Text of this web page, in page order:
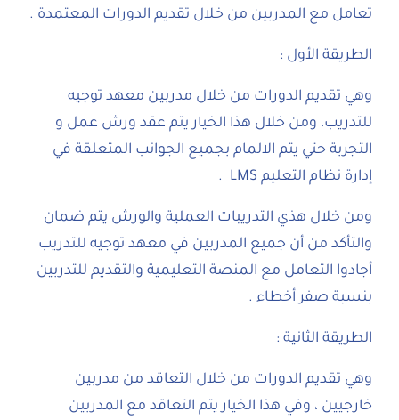
تعامل مع المدربين من خلال تقديم الدورات المعتمدة .
الطريقة الأول :
وهي تقديم الدورات من خلال مدربين معهد توجيه
للتدريب، ومن خلال هذا الخيار يتم عقد ورش عمل و
التجربة حتي يتم الالمام بجميع الجوانب المتعلقة في
إدارة نظام التعليم LMS .
ومن خلال هذي التدريبات العملية والورش يتم ضمان
والتأكد من أن جميع المدربين في معهد توجيه للتدريب
أجادوا التعامل مع المنصة التعليمية والتقديم للتدربين
بنسبة صفر أخطاء .
الطريقة الثانية :
وهي تقديم الدورات من خلال التعاقد من مدربين
خارجيين ، وفي هذا الخيار يتم التعاقد مع المدربين